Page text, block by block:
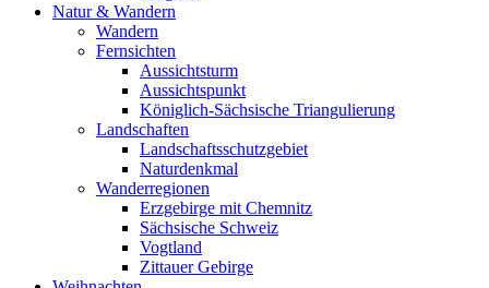
Natur & Wandern
Wandern
Fernsichten
Aussichtsturm
Aussichtspunkt
Königlich-Sächsische Triangulierung
Landschaften
Landschaftsschutzgebiet
Naturdenkmal
Wanderregionen
Erzgebirge mit Chemnitz
Sächsische Schweiz
Vogtland
Zittauer Gebirge